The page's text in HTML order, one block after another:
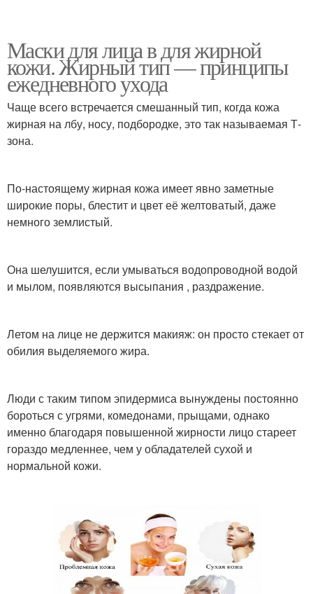
Маски для лица в для жирной
кожи. Жирный тип — принципы
ежедневного ухода
Чаще всего встречается смешанный тип, когда кожа
жирная на лбу, носу, подбородке, это так называемая Т-
зона.
По-настоящему жирная кожа имеет явно заметные
широкие поры, блестит и цвет её желтоватый, даже
немного землистый.
Она шелушится, если умываться водопроводной водой
и мылом, появляются высыпания , раздражение.
Летом на лице не держится макияж: он просто стекает от
обилия выделяемого жира.
Люди с таким типом эпидермиса вынуждены постоянно
бороться с угрями, комедонами, прыщами, однако
именно благодаря повышенной жирности лицо стареет
гораздо медленнее, чем у обладателей сухой и
нормальной кожи.